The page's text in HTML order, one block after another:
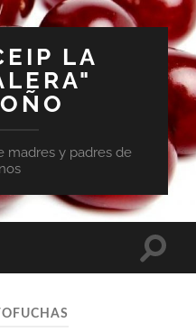
LA
madres y padres de